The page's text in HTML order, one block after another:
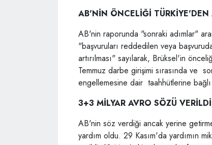
AB'NİN ÖNCELİĞİ
AB'nin raporunda "sonraki adımlar"
"başvuruları reddedilen veya
artırılması" sayılarak, Brüksel'in
Temmuz darbe girişimi sırasında ve
engellemesine dair taahhütlerine
3+3 MİLYAR AVRO SÖZÜ
AB'nin söz verdiği ancak yerine
yardım oldu. 29 Kasım'da yardımın